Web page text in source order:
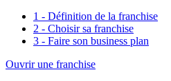
1 - Définition de la franchise
2 - Choisir sa franchise
3 - Faire son business plan
Ouvrir une franchise